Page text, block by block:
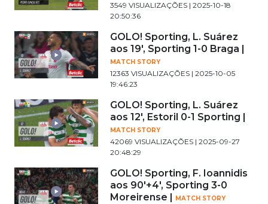
3549 VISUALIZAÇÕES | 2025-10-18
20:50:36
GOLO! Sporting, L. Suárez
aos 19', Sporting 1-0 Braga |
MATCH STORY
12363 VISUALIZAÇÕES | 2025-10-05
19:46:23
GOLO! Sporting, L. Suárez
aos 12', Estoril 0-1 Sporting |
MATCH STORY
42069 VISUALIZAÇÕES | 2025-09-27
20:48:29
GOLO! Sporting, F. Ioannidis
aos 90'+4', Sporting 3-0
Moreirense |
MATCH STORY